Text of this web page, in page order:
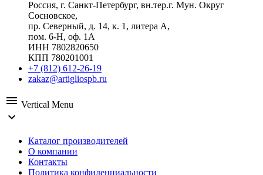
Россия, г. Санкт-Петербург, вн.тер.г. Мун. Округ
Сосновское,
пр. Северный, д. 14, к. 1, литера А,
пом. 6-Н, оф. 1А
ИНН 7802820650
КПП 780201001
+7 (812) 612-26-19
zakaz@artigliospb.ru
menu Vertical Menu
expand_more
Каталог производителей
О компании
Контакты
Политика конфиденциальности